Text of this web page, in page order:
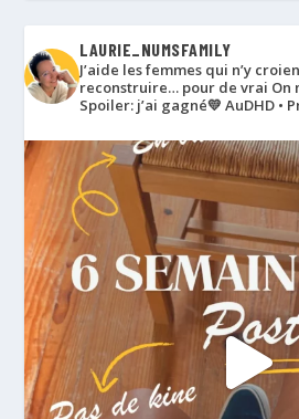
LAURIE_NUMSFAMILY
J’aide les femmes qui n’y
reconstruire… pour de vrai On
Spoiler: j’ai gagné💛 AuDHD •